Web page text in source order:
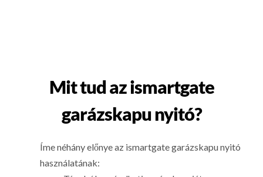
Mit tud az ismartgate
garázskapu nyitó?
Íme néhány előnye az ismartgate garázskapu nyitó
használatának: